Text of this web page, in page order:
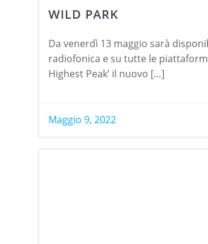
WILD PARK
Da venerdì 13 maggio sarà
radiofonica e su tutte le
Highest Peak’ il nuovo […]
Maggio 9, 2022